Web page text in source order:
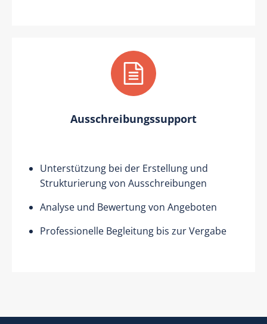
Ausschreibungssupport
Unterstützung bei der Erstellung und
Strukturierung von Ausschreibungen
Analyse und Bewertung von Angeboten
Professionelle Begleitung bis zur Vergabe